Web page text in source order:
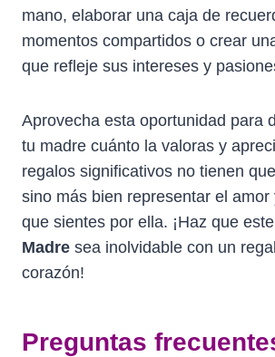
mano, elaborar una caja de
momentos compartidos o crear
que refleje sus intereses y
Aprovecha esta oportunidad para
tu madre cuánto la valoras y
regalos significativos no tienen
sino más bien representar el amor
que sientes por ella. ¡Haz que este
Madre sea inolvidable con un
corazón!
Preguntas